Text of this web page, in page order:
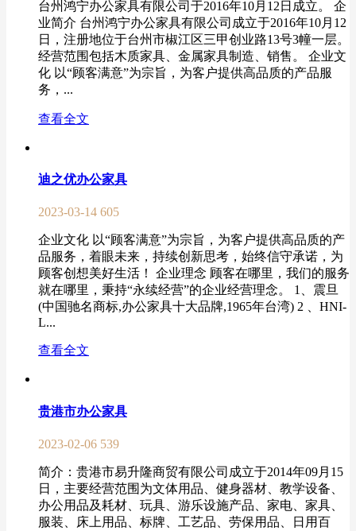
台州鸿宁办公家具有限公司于2016年10月12日成立。 企
业简介 台州鸿宁办公家具有限公司成立于2016年10月12
日，注册地位于台州市椒江区三甲创业路13号3幢一层。
经营范围包括木质家具、金属家具制造、销售。 企业文
化 以“顾客满意”为宗旨，为客户提供高品质的产品服
务，...
查看全文
迪之优办公家具
2023-03-14 605
企业文化 以“顾客满意”为宗旨，为客户提供高品质的产
品服务，着眼未来，持续创新思考，始终信守承诺，为
顾客创想美好生活！ 企业理念 顾客在哪里，我们的服务
就在哪里，秉持“永续经营”的企业经营理念。 1、震旦
(中国驰名商标,办公家具十大品牌,1965年台湾) 2 、HNI-
L...
查看全文
贵港市办公家具
2023-02-06 539
简介：贵港市易升隆商贸有限公司成立于2014年09月15
日，主要经营范围为文体用品、健身器材、教学设备、
办公用品及耗材、玩具、游乐设施产品、家电、家具、
服装、床上用品、标牌、工艺品、劳保用品、日用百